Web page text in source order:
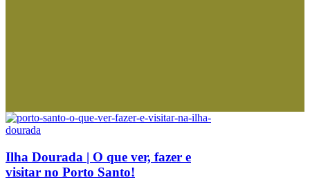
Ilha Dourada | O que ver, fazer e
visitar no Porto Santo!